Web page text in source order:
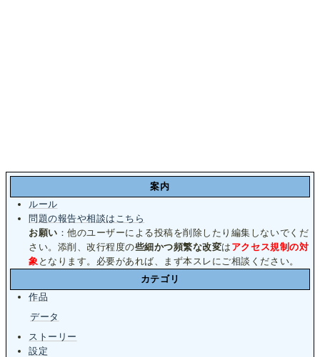
案内
ルール
問題の報告や相談はこちら
お願い ：他のユーザーによる投稿を削除したり編集しないでくだ
さい。添削、改行程度の些細かつ頻繁な改変は アクセス規制の対
象 となります。必要があれば、まず本スレにご相談ください。
カテゴリ
作品
データ
ストーリー
設定